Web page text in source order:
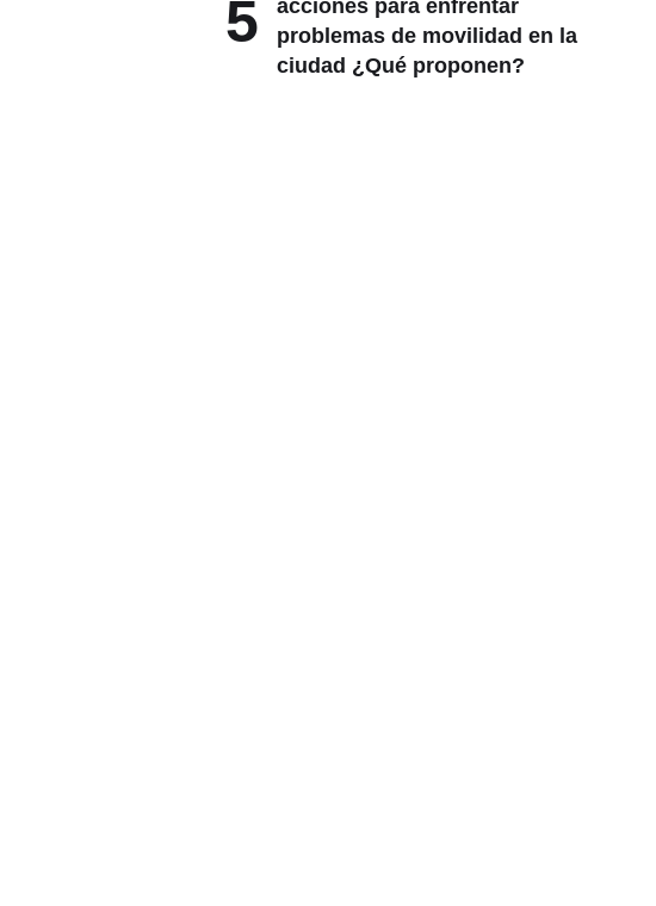
5
acciones para enfrentar
problemas de movilidad en la
ciudad ¿Qué proponen?